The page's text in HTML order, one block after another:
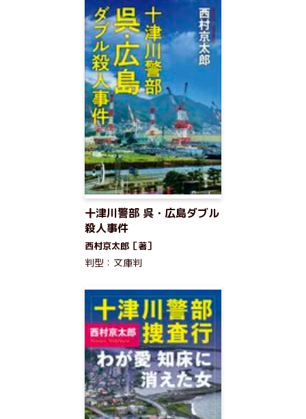
十津川警部 呉・広島ダブル
殺人事件
西村京太郎［著］
判型：文庫判